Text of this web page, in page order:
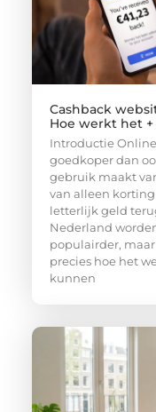
Cashback
Hoe werkt het
Introductie
goedkoper dan
gebruik maakt
van alleen
letterlijk geld
Nederland
populairder,
precies hoe het
kunnen